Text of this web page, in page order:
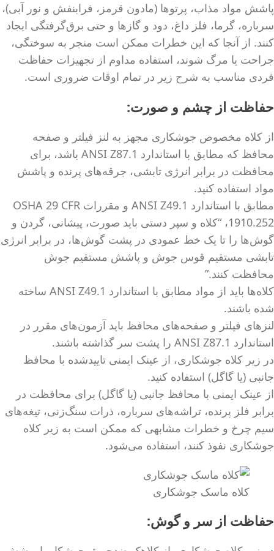
پاشش مواد مذاب، پرتوها (مادون قرمز، فرابنفش و نور آبی)،
سرباره، گرما، فلز داغ، دود و گازها و حتی برق‌گرفتگی ایجاد
کنند. از آنجا که این خطرات ممکن است منجر به سوختگی،
جراحت یا مرگ شوند، استفاده مداوم از تجهیزات حفاظت
فردی مناسب به شرح زیر در تمام اوقات ضروری است.
حفاظت از چشم و صورت:
از کلاه مخصوص جوشکاری مجهز به لنز فیلتر و صفحه
محافظ که مطابق با استاندارد ANSI Z87.1 باشد، برای
محافظت در برابر انرژی تابشی، جرقه‌های پرنده و پاشش
مواد استفاده کنید.
مطابق با استاندارد ANSI Z49.1 و مقررات OSHA 29 CFR
1910.252، “کلاه و سپر دستی باید صورت، پیشانی، گردن و
گوش‌ها را تا یک خط عمودی در پشت گوش‌ها، در برابر انرژی
تابشی مستقیم قوس جوش و پاشش مستقیم جوش
محافظت کنند.”
کلاه‌ها باید از مواد مطابق با استاندارد ANSI Z49.1 ساخته
شده باشند.
لنزهای فیلتر و صفحه‌های محافظ باید آزمون‌های مقرر در
استاندارد ANSI Z87.1 را پشت سر گذاشته باشند.
در زیر کلاه جوشکاری، از عینک ایمنی تاییدشده با محافظ
جانبی (یا گاگل) استفاده کنید.
از عینک ایمنی با محافظ جانبی (یا گاگل) برای محافظت در
برابر فلز پرنده، تراشه‌های سرباره، ذرات سنگ‌زنی، تیغه‌های
سیم چرخ و خطرات مشابهی که ممکن است به زیر کلاه
جوشکاری نفوذ کنند، استفاده می‌شود.
کلاه ماسک جوشکاری
حفاظت از سر و گوش: